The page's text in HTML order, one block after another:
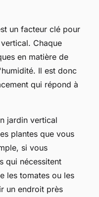
un facteur clé pour
Chaque
en matière de
Il est donc
qui répond à
jardin vertical
plantes que vous
si vous
qui nécessitent
les tomates ou les
un endroit près